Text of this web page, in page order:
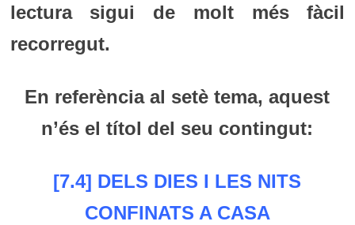
lectura sigui de molt més fàcil
recorregut.
En referència al setè tema, aquest
n’és el títol del seu contingut:
[7.4] DELS DIES I LES NITS
CONFINATS A CASA